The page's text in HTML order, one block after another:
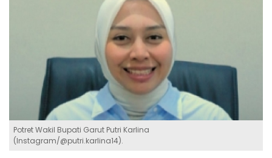
Potret Wakil Bupati Garut Putri Karlina
(Instagram/@putri.karlina14).